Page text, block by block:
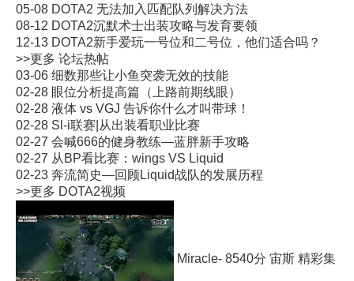
05-08 DOTA2 无法加入匹配队列解决方法
08-12 DOTA2沉默术士出装攻略与发育要领
12-13 DOTA2新手爱玩一号位和二号位，他们适合吗？
>>更多 论坛热帖
03-06 细数那些让小鱼突袭无效的技能
02-28 眼位分析提高篇（上路前期线眼）
02-28 液体 vs VGJ 告诉你什么才叫带球！
02-28 Sl-i联赛|从出装看职业比赛
02-27 会喊666的健身教练—蓝胖新手攻略
02-27 从BP看比赛：wings VS Liquid
02-23 奔流简史—回顾Liquid战队的发展历程
>>更多 DOTA2视频
Miracle- 8540分 宙斯 精彩集